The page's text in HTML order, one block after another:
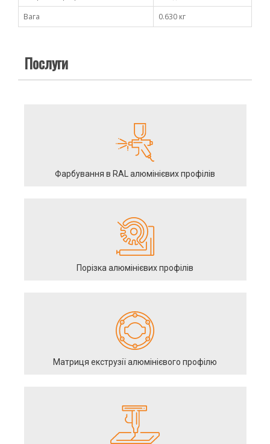
Вага
0.630 кг
Послуги
Фарбування в RAL алюмінієвих профілів
Порізка алюмінієвих профілів
Матриця екструзії алюмінієвого профілю